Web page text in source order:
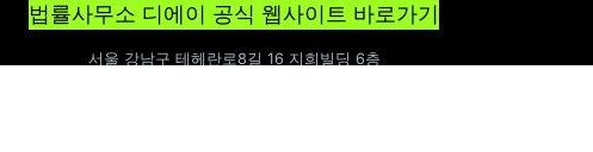
법률사무소 디에이 공식 웹사이트 바로가기
서울 강남구 테헤란로8길 16 지희빌딩 6층